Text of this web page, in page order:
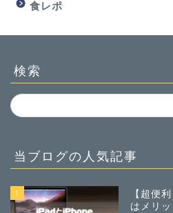
食レポ
検索
当ブログの人気記事
1
【超便
はメリ